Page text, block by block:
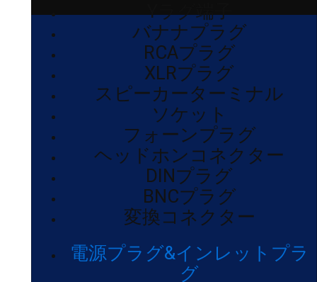
Yラグ端子
バナナプラグ
RCAプラグ
XLRプラグ
スピーカーターミナル
ソケット
フォーンプラグ
ヘッドホンコネクター
DINプラグ
BNCプラグ
変換コネクター
電源プラグ&インレットプラ
グ